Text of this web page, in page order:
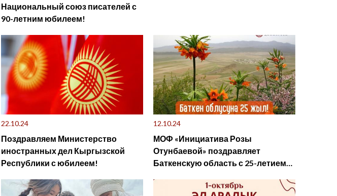
Национальный союз писателей с
90-летним юбилеем!
22.10.24
Поздравляем Министерство
иностранных дел Кыргызской
Республики с юбилеем!
12.10.24
МОФ «Инициатива Розы
Отунбаевой» поздравляет
Баткенскую область с 25-летием